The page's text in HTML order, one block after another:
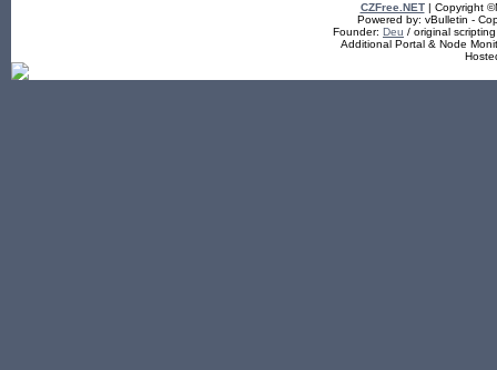
CZFree.NET| Copyright
Powered by: vBulletin -
Founder: Deu / original
Additional Portal & Node